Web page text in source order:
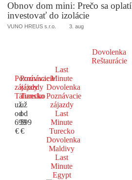
Obnov dom mini: Prečo sa oplatí
investovať do izolácie
VUNO HREUS s.r.o. 3. aug
Dovolenka
Reštaurácie
Poznávacie
zájazdy
Taliansko
už
od
699
€
Poznávacie
zájazdy
Turecko
už
od
599
€
Last
Minute
Dovolenka
Poznávacie
zájazdy
Last
Minute
Turecko
Dovolenka
Maldivy
Last
Minute
Egypt